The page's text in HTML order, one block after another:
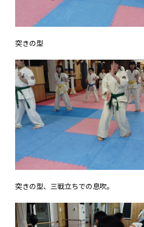
突きの型
突きの型、三戦立ちでの息吹。